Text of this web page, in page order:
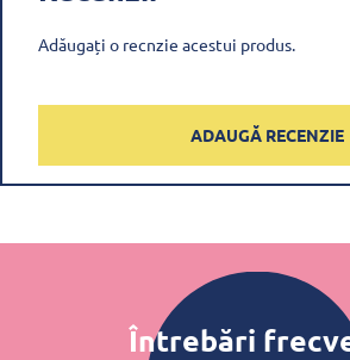
Adăugați o recnzie acestui produs.
ADAUGĂ RECENZIE
Întrebări